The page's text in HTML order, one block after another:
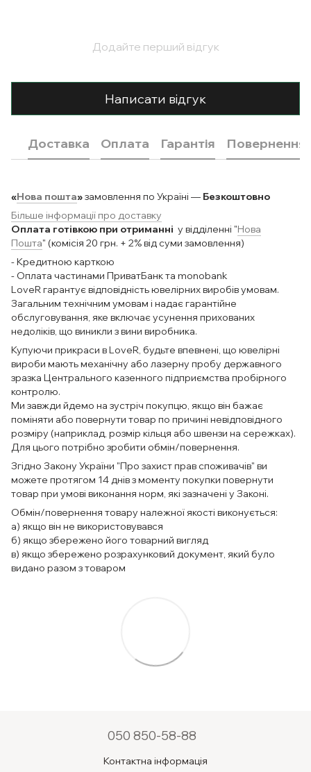
Додайте перший відгук
Написати відгук
Доставка Оплата Гарантія Повернення
«Нова пошта»замовлення по Україні — Безкоштовно
Більше інформації про доставку
Оплата готівкою при отриманні у відділенні "Нова
Пошта" (комісія 20 грн. + 2% від суми замовлення)
- Кредитною карткою
- Оплата частинами ПриватБанк та monobank
LoveR гарантує відповідність ювелірних виробів умовам.
Загальним технічним умовам і надає гарантійне
обслуговування, яке включає усунення прихованих
недоліків, що виникли з вини виробника.
Купуючи прикраси в LoveR, будьте впевнені, що ювелірні
вироби мають механічну або лазерну пробу державного
зразка Центрального казенного підприємства пробірного
контролю.
Ми завжди йдемо на зустріч покупцю, якщо він бажає
поміняти або повернути товар по причині невідповідного
розміру (наприклад, розмір кільця або швензи на сережках).
Для цього потрібно зробити обмін/повернення.
Згідно Закону України "Про захист прав споживачів" ви
можете протягом 14 днів з моменту покупки повернути
товар при умові виконання норм, які зазначені у Законі.
Обмін/повернення товару належної якості виконується:
а) якщо він не використовувався
б) якщо збережено його товарний вигляд
в) якщо збережено розрахунковий документ, який було
видано разом з товаром
050 850-58-88
Контактна інформація